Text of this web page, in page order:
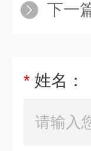
下一
* 姓名：